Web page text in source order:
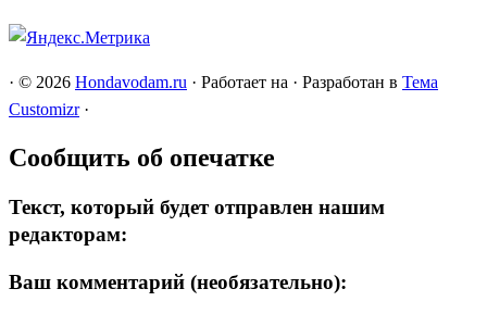
· © 2026 Hondavodam.ru · Работает на · Разработан в Тема
Customizr ·
Сообщить об опечатке
Текст, который будет отправлен нашим
редакторам:
Ваш комментарий (необязательно):